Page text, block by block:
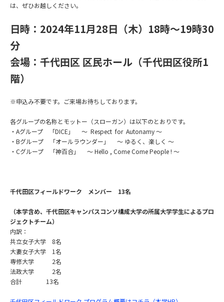
は、ぜひお越しください。
日時：2024年11月28日（木）18時～19時30
分
会場：千代田区 区民ホール（千代田区役所1
階）
※申込み不要です。ご来場お待ちしております。
各グループの名称とモットー（スローガン） は以下のとおりです。
・Aグループ 「DICE」 ～ Respect for Autonamy ～
・Bグループ 「オールラウンダー」 ～ ゆるく、楽しく ～
・Cグループ 「神百合」 ～ Hello , Come Come People ! ～
千代田区フィールドワーク メンバー 13名
（本学含め、千代田区キャンパスコンソ構成大学の所属大学学生によるプロ
ジェクトチーム）
内訳：
共立女子大学 8名
大妻女子大学 1名
専修大学 2名
法政大学 2名
合計 13名